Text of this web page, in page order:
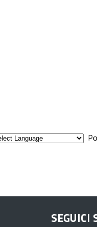
SEGUICI